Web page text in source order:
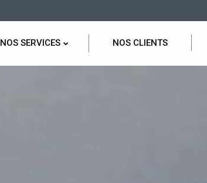
NOS SERVICES NOS CLIENTS